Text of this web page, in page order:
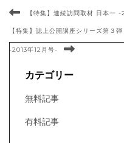
【特集】連続訪問取材 日本一
【特集】誌上公開講座シリーズ第３
-2013年12月号-
カテゴリー
無料記事
有料記事